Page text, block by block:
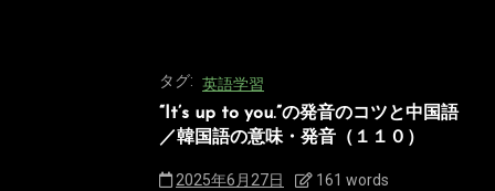
タグ: 英語学習
“It’s up to you.”の発音のコツと中国語
／韓国語の意味・発音（１１０）
2025年6月27日 161 words